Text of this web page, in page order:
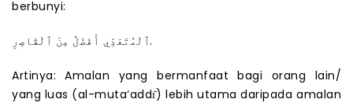
berbunyi:
ٱﻟْﻣُﺗَﻌَدِّي أَﻓْﺿَلُ ﻣِنَ ٱﻟْﻘَﺎﺻِرِ.
Artinya: Amalan yang bermanfaat bagi orang lain/
yang luas (al-muta‘addı̄) lebih utama daripada amalan